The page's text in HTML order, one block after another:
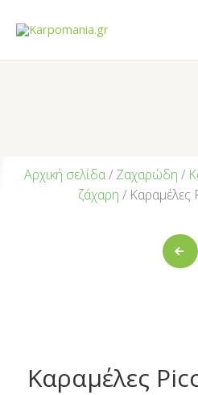
Αρχική σελίδα/ Ζαχαρώδη /
ζάχαρη / Καραμέλες
Καραμέλες